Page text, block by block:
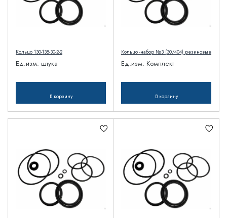
Кольцо 130-135-30-2-2
Ед.изм: штука
В корзину
Кольцо -набор №3 (30/404) резиновые
Ед.изм: Комплект
В корзину